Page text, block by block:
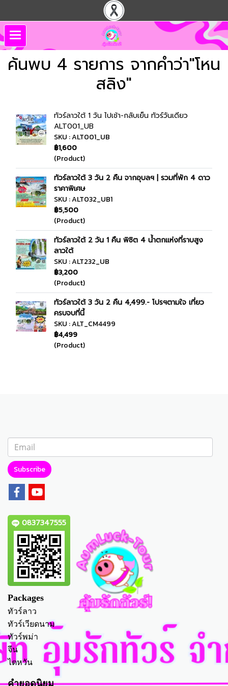
ค้นพบ 4 รายการ จากคำว่า"โหน
สลิง"
ทัวร์ลาวใต้ 1 วัน ไปเช้า-กลับเย็น ทัวร์วันเดียว
ALT001_UB
SKU : ALT001_UB
฿1,600
(Product)
ทัวร์ลาวใต้ 3 วัน 2 คืน จากอุบลฯ | รวมที่พัก 4 ดาว
ราคาพิเศษ
SKU : ALT032_UB1
฿5,500
(Product)
ทัวร์ลาวใต้ 2 วัน 1 คืน พิชิต 4 น้ำตกแห่งที่ราบสูง
ลาวใต้
SKU : ALT232_UB
฿3,200
(Product)
ทัวร์ลาวใต้ 3 วัน 2 คืน 4,499.- โปรฯตามใจ เที่ยว
ครบจบที่นี้
SKU : ALT_CM4499
฿4,499
(Product)
Subscribe
0837347555
Packages
ทัวร์ลาว
ทัวร์เวียดนาม
ทัวร์พม่า
จีน
ไตหวัน
คำยอดนิยม